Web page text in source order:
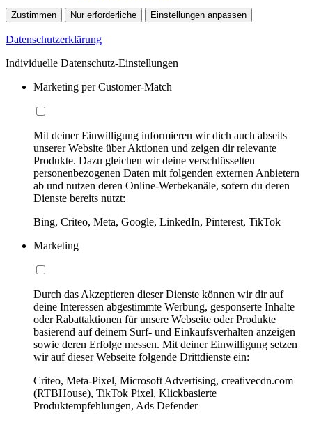
Zustimmen Nur erforderliche Einstellungen anpassen
Datenschutzerklärung
Individuelle Datenschutz-Einstellungen
Marketing per Customer-Match
Mit deiner Einwilligung informieren wir dich auch abseits
unserer Website über Aktionen und zeigen dir relevante
Produkte. Dazu gleichen wir deine verschlüsselten
personenbezogenen Daten mit folgenden externen Anbietern
ab und nutzen deren Online-Werbekanäle, sofern du deren
Dienste bereits nutzt:
Bing, Criteo, Meta, Google, LinkedIn, Pinterest, TikTok
Marketing
Durch das Akzeptieren dieser Dienste können wir dir auf
deine Interessen abgestimmte Werbung, gesponserte Inhalte
oder Rabattaktionen für unsere Webseite oder Produkte
basierend auf deinem Surf- und Einkaufsverhalten anzeigen
sowie deren Erfolge messen. Mit deiner Einwilligung setzen
wir auf dieser Webseite folgende Drittdienste ein:
Criteo, Meta-Pixel, Microsoft Advertising, creativecdn.com
(RTBHouse), TikTok Pixel, Klickbasierte
Produktempfehlungen, Ads Defender